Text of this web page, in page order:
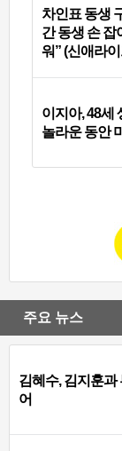
차인표 동생
간 동생 손 잡
워” (신애라
이지아, 48세
놀라운 동안
주요 뉴스
김혜수, 김지훈과
어